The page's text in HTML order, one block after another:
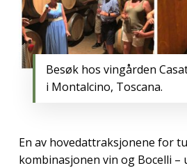
Besøk hos vingården
i Montalcino, Toscana.
En av hovedattraksjonene for
kombinasjonen vin og Bocelli –